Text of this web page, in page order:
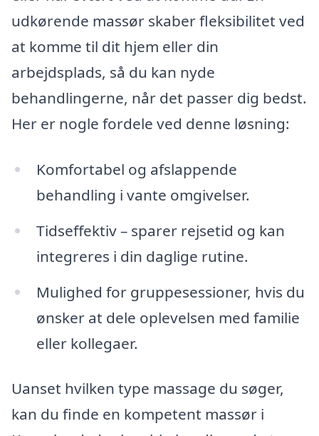
udkørende massør skaber fleksibilitet ved
at komme til dit hjem eller din
arbejdsplads, så du kan nyde
behandlingerne, når det passer dig bedst.
Her er nogle fordele ved denne løsning:
Komfortabel og afslappende
behandling i vante omgivelser.
Tidseffektiv – sparer rejsetid og kan
integreres i din daglige rutine.
Mulighed for gruppesessioner, hvis du
ønsker at dele oplevelsen med familie
eller kollegaer.
Uanset hvilken type massage du søger,
kan du finde en kompetent massør i